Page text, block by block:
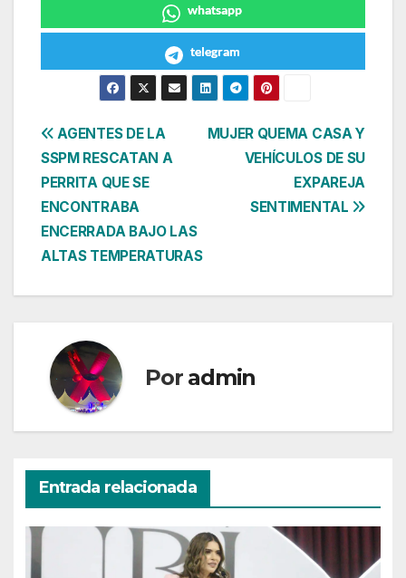
whatsapp
telegram
Navegación
de
entradas
MUJER QUEMA CASA Y
VEHÍCULOS DE SU
EXPAREJA
SENTIMENTAL
AGENTES DE LA
SSPM RESCATAN A
PERRITA QUE SE
ENCONTRABA
ENCERRADA BAJO LAS
ALTAS TEMPERATURAS
Por admin
Entrada relacionada